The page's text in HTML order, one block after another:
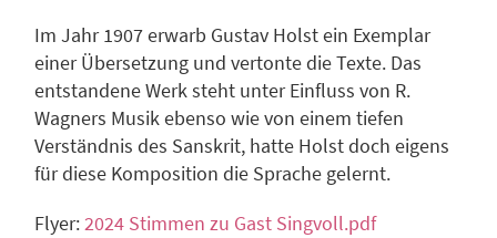
Im Jahr 1907 erwarb Gustav Holst ein Exemplar
einer Übersetzung und vertonte die Texte. Das
entstandene Werk steht unter Einfluss von R.
Wagners Musik ebenso wie von einem tiefen
Verständnis des Sanskrit, hatte Holst doch eigens
für diese Komposition die Sprache gelernt.
Flyer:2024 Stimmen zu Gast Singvoll.pdf